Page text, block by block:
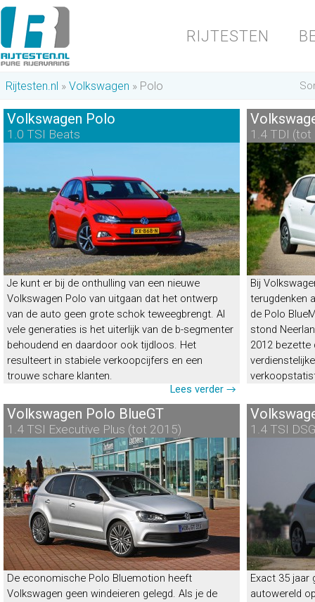
RIJTESTEN
Rijtesten.nl Volkswagen Polo
Volkswagen Polo
1.0 TSI Beats
Je kunt er bij de onthulling van een nieuwe
Volkswagen Polo van uitgaan dat het ontwerp
van de auto geen grote schok teweegbrengt. Al
vele generaties is het uiterlijk van de b-segmenter
behoudend en daardoor ook tijdloos. Het
resulteert in stabiele verkoopcijfers en een
trouwe schare klanten.
Lees verder →
1.4 TDI (tot
Volkswagen Polo BlueMotion
“Tegenaanval”
EnergielabelB|22%bijtelling
Bij
terugdenken
de Polo
stond
2012 bezette
Volkswagen Polo BlueGT
1.4 TSI Executive Plus (tot 2015)
De economische Polo Bluemotion heeft
Volkswagen geen windeieren gelegd. Als je de
1.4 TSI
Volkswagen Polo GTI
“Terug van weggeweest?”
EnergielabelF|22%bijtelling
Exact 35 jaar
autowereld
EnergielabelE